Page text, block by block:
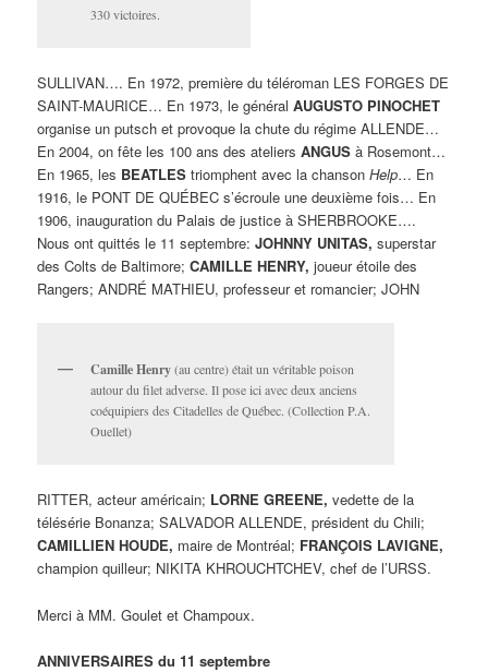
330 victoires.
SULLIVAN…. En 1972, première du téléroman LES FORGES DE
SAINT-MAURICE… En 1973, le généralAUGUSTO PINOCHET
organise un putsch et provoque la chute du régime ALLENDE…
En 2004, on fête les 100 ans des ateliersANGUS à Rosemont…
En 1965, les BEATLES triomphent avec la chansonHelp… En
1916, le PONT DE QUÉBEC s’écroule une deuxième fois… En
1906, inauguration du Palais de justice à SHERBROOKE….
Nous ont quittés le 11 septembre:JOHNNY UNITAS, superstar
des Colts de Baltimore;CAMILLE HENRY, joueur étoile des
Rangers; ANDRÉ MATHIEU, professeur et romancier; JOHN
Camille Henry(au centre) était un véritable poison
autour du filet adverse. Il pose ici avec deux anciens
coéquipiers des Citadelles de Québec. (Collection P.A.
Ouellet)
RITTER, acteur américain; LORNE GREENE, vedette de la
télésérie Bonanza; SALVADOR ALLENDE, président du Chili;
CAMILLIEN HOUDE, maire de Montréal; FRANÇOIS LAVIGNE,
champion quilleur; NIKITA KHROUCHTCHEV, chef de l’URSS.
Merci à MM. Goulet et Champoux.
ANNIVERSAIRES du 11 septembre